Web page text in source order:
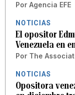
Por Agencia EFE
NOTICIAS
El opositor
Venezuela en
Por The
NOTICIAS
Opositora